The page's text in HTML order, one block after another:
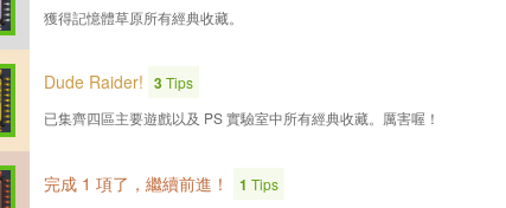
獲得記憶體草原所有經典收藏。
Dude Raider! 3Tips
已集齊四區主要遊戲以及 PS 實驗室中所有經典收藏。厲害喔！
完成 1 項了，繼續前進！ 1 Tips